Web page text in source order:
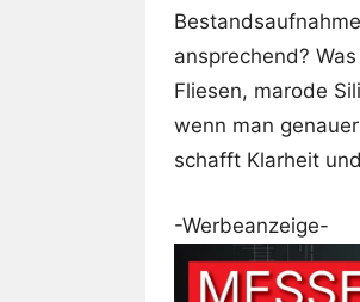
ansprechend?
Fliesen, marode
wenn man
schafft Klarheit
-Werbeanzeige-